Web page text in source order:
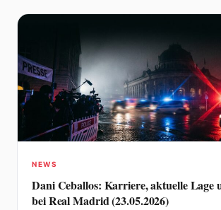
NEWS
Dani Ceballos: Karriere, aktuelle
bei Real Madrid (23.05.2026)